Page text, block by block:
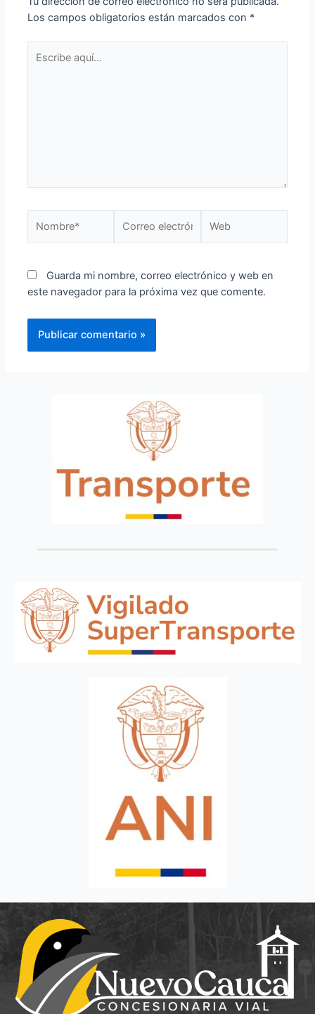
Los campos obligatorios están marcados con *
Guarda mi nombre, correo electrónico y web en
este navegador para la próxima vez que comente.